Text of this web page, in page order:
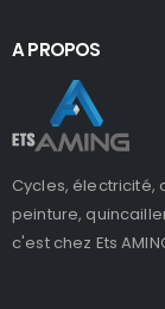
A PROPOS
Cycles, électricité,
peinture,
c'est chez Ets